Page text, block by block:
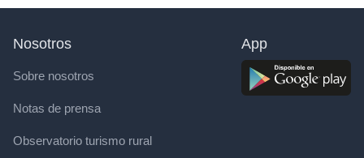
Nosotros
Sobre nosotros
Notas de prensa
Observatorio turismo rural
App